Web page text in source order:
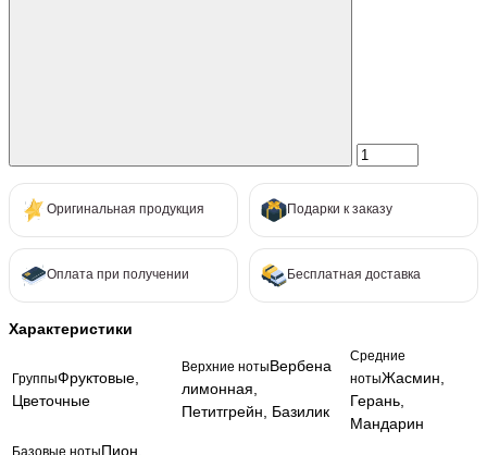
Оригинальная продукция Подарки к заказу
Оплата при получении Бесплатная доставка
Характеристики
ГруппыФруктовые,
Цветочные
Верхние нотыВербена
лимонная,
Петитгрейн, Базилик
Средние
нотыЖасмин,
Герань,
Мандарин
Пион,